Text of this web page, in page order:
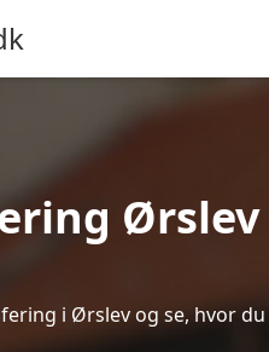
i Ørslev og se, hvor